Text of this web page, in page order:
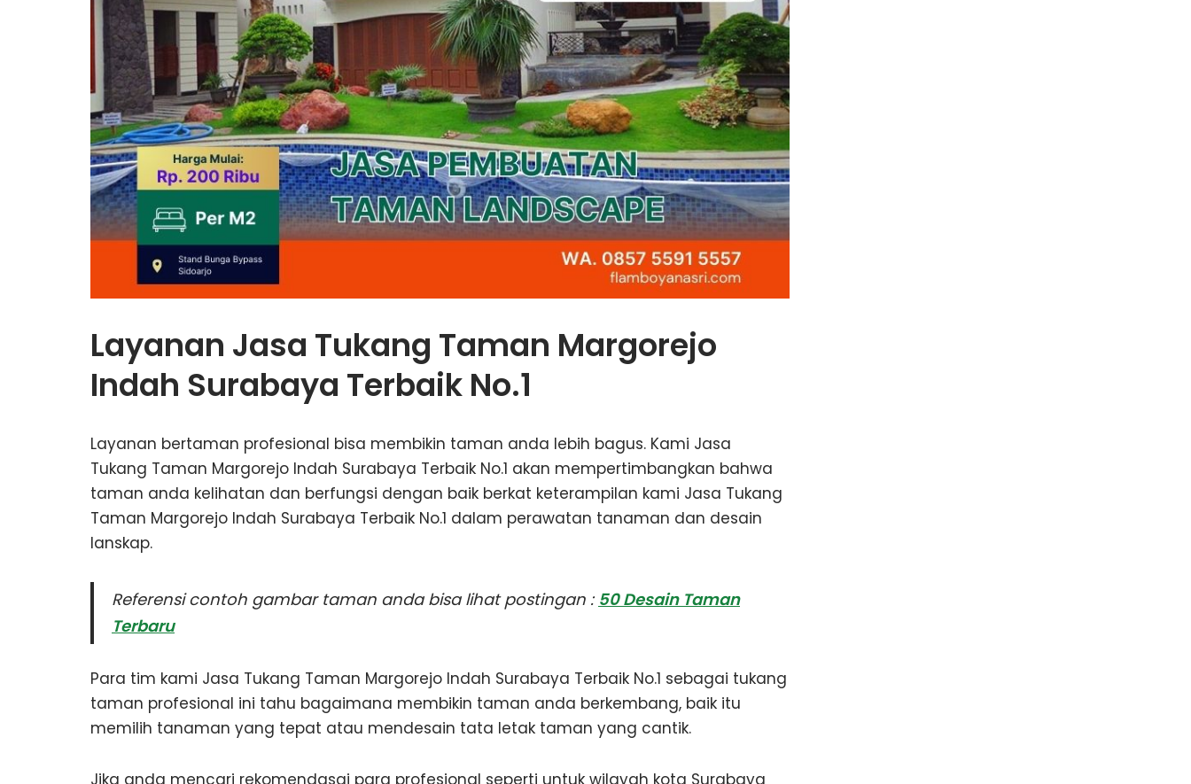
Layanan Jasa Tukang Taman Margorejo
Indah Surabaya Terbaik No.1
Layanan bertaman profesional bisa membikin taman anda lebih bagus. Kami Jasa
Tukang Taman Margorejo Indah Surabaya Terbaik No.1 akan mempertimbangkan bahwa
taman anda kelihatan dan berfungsi dengan baik berkat keterampilan kami Jasa Tukang
Taman Margorejo Indah Surabaya Terbaik No.1 dalam perawatan tanaman dan desain
lanskap.
Referensi contoh gambar taman anda bisa lihat postingan : 50 Desain Taman
Terbaru
Para tim kami Jasa Tukang Taman Margorejo Indah Surabaya Terbaik No.1 sebagai tukang
taman profesional ini tahu bagaimana membikin taman anda berkembang, baik itu
memilih tanaman yang tepat atau mendesain tata letak taman yang cantik.
Jika anda mencari rekomendasai para profesional seperti untuk wilayah kota Surabaya